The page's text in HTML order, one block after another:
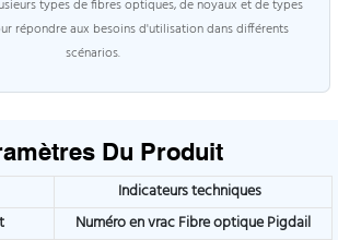
types de fibres optiques, de noyaux et de types
répondre aux besoins d'utilisation dans différents
scénarios.
Du Produit
Indicateurs techniques
Numéro en vrac Fibre optique Pigdail